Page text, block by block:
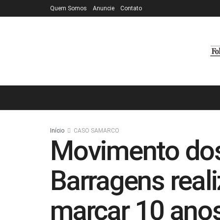
Quem Somos Anuncie Contato
Início CASO SAMARCO
Movimento
Barragens
marcar 10